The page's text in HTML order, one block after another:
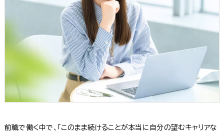
前職で働く中で、「このまま続けることが本当に自分の望むキャリアな